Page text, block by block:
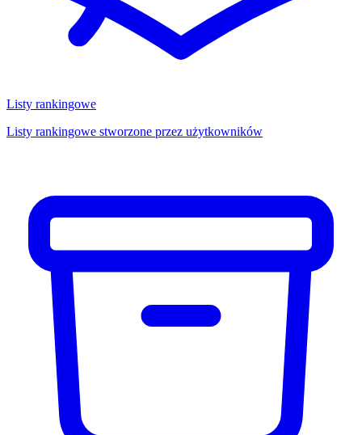
Listy rankingowe
Listy rankingowe stworzone przez użytkowników